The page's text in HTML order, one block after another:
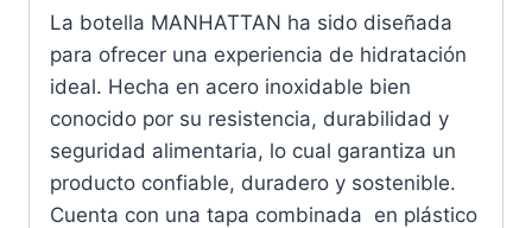
La botella MANHATTAN ha sido diseñada
para ofrecer una experiencia de hidratación
ideal. Hecha en acero inoxidable bien
conocido por su resistencia, durabilidad y
seguridad alimentaria, lo cual garantiza un
producto confiable, duradero y sostenible.
Cuenta con una tapa combinada en plástico